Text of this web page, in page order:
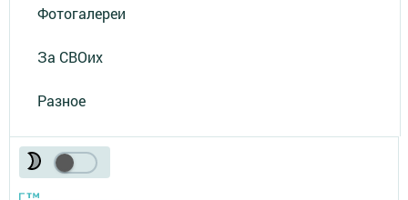
Фотогалереи
За СВОих
Разное